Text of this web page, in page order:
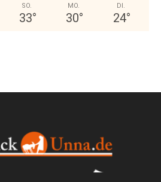
SO.
33°
MO.
30°
DI.
24°